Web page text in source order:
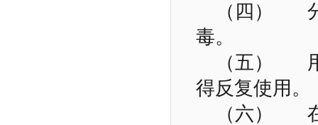
（四） 分
毒。
（五） 用
得反复使用。
（六） 在